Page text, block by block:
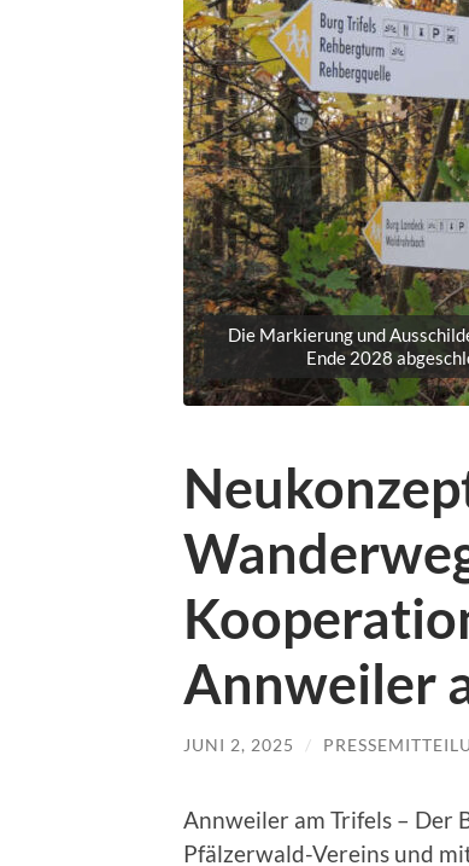
Die Markierung und
Ende 2028
Annweiler
JUNI 2, 2025 /
Annweiler am Trifels – Der
Pfälzerwald-Vereins und